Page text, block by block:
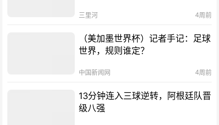
三里河 4周前
（美加墨世界杯）记者手记：足球
世界，规则谁定？
中国新闻网 4周前
13分钟连入三球逆转，阿根廷队晋
级八强